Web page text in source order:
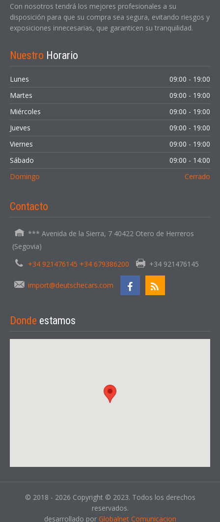
Con nosotros tendrá los mejores profesionales a su
disposición para que su compra sea segura, evitando riesgos y
exposiciones innecesarias, que garanticen su tranquilidad.
Nuestro Horario
Lunes
09:00 - 19:00
Martes
09:00 - 19:00
Miércoles
09:00 - 19:00
Jueves
09:00 - 19:00
Viernes
09:00 - 19:00
Sábado
09:00 - 14:00
Domingo
Cerrado
Contacto
*** Avenida de la Sierra, 7 40422 Otero de Herreros
(Segovia)
+34 921476145 +34 679386200
+34 921476145
import@deutschecars.com
Donde estamos
© 2018 - 2026 Copyright © 2023. Todos los derechos
reservados.
desarrollado por Globalnet Comunicacion